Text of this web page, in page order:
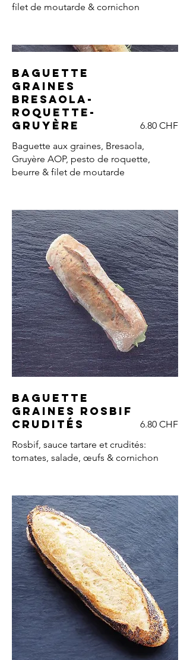
filet de moutarde & cornichon
Baguette
graines
Bresaola-
roquette-
Gruyère
Baguette aux graines, Bresaola,
Gruyère AOP, pesto de roquette,
beurre & filet de moutarde
6.80 CHF
Baguette
graines rosbif
crudités
Rosbif, sauce tartare et crudités:
tomates, salade, œufs & cornichon
6.80 CHF